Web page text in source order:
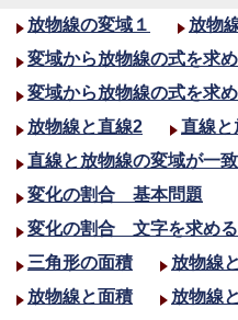
放物線の変域１
放物
変域から放物線の式を求
変域から放物線の式を求
放物線と直線2
直線と
直線と放物線の変域が一
変化の割合 基本問題
変化の割合 文字を求め
三角形の面積
放物線
放物線と面積
放物線